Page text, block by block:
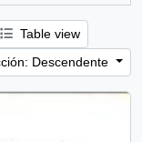
Table view
Descendente